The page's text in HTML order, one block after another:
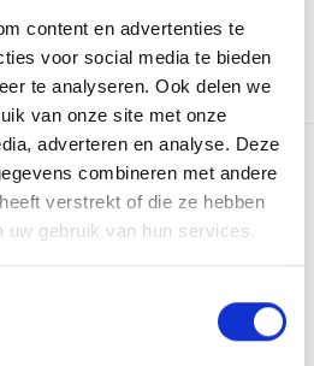
content en advertenties te
voor social media te bieden
te analyseren. Ook delen we
van onze site met onze
adverteren en analyse. Deze
combineren met andere
verstrekt of die ze hebben
uw gebruik van hun services.